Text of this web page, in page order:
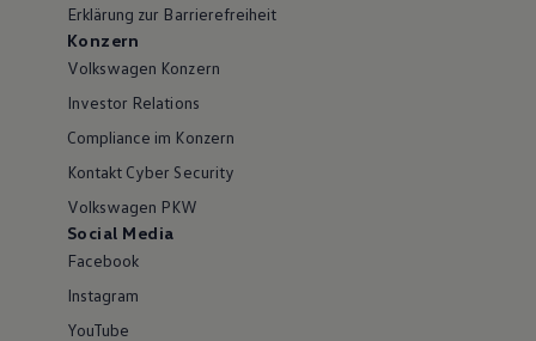
Erklärung zur Barrierefreiheit
Konzern
Volkswagen Konzern
Investor Relations
Compliance im Konzern
Kontakt Cyber Security
Volkswagen PKW
Social Media
Facebook
Instagram
YouTube